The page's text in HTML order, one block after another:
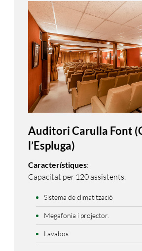
Auditori Carulla Font
l’Espluga)
Característiques:
Capacitat per 120 assistents.
Sistema de climatització
Megafonia i projector.
Lavabos.